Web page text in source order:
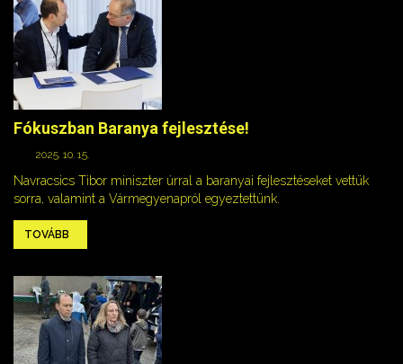
Fókuszban Baranya fejlesztése!
2025. 10. 15.
Navracsics Tibor miniszter úrral a baranyai fejlesztéseket vettük
sorra, valamint a Vármegyenapról egyeztettünk.
TOVÁBB